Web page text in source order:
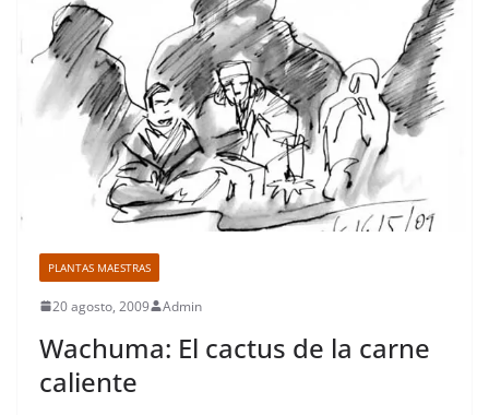
PLANTAS MAESTRAS
20 agosto, 2009 Admin
Wachuma: El cactus de la carne
caliente